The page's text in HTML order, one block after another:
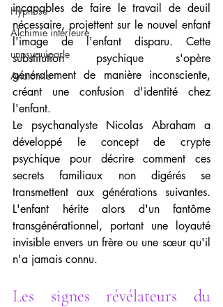
Hypnose
Alchimie intérieure
unpsyquiparle
Anatomie
incapables de faire le travail de deuil
nécessaire, projettent sur le nouvel enfant
l'image de l'enfant disparu. Cette
substitution psychique s'opère
généralement de manière inconsciente,
créant une confusion d'identité chez
l'enfant.
Le psychanalyste Nicolas Abraham a
développé le concept de crypte
psychique pour décrire comment ces
secrets familiaux non digérés se
transmettent aux générations suivantes.
L'enfant hérite alors d'un fantôme
transgénérationnel, portant une loyauté
invisible envers un frère ou une sœur qu'il
n'a jamais connu.
Les signes révélateurs du